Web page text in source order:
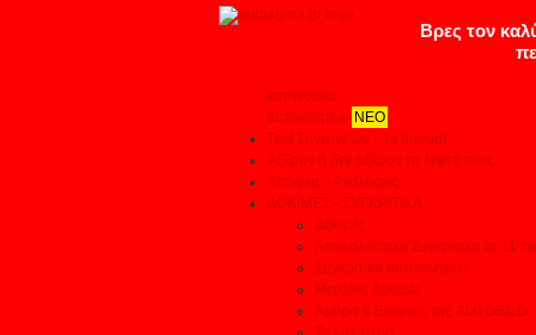
κατηγορίες
αυτοκινήτων ΝΕΟ
Test Συνεργείων - Το θαύμα!
Αξίζουν ή δεν αξίζουν τα λεφτά τους
Απόψεις - Αναλύσεις
ΔΟΚΙΜΕΣ - ΣΥΓΚΡΙΤΙΚΑ
Δοκιμές
Αποκαλυπτικά Συγκριτικά σε 11
Συγκριτικά αυτοκινήτων
Μεγάλες δοκιμές
Αρθρα & Ερευνες της AUTOBILD